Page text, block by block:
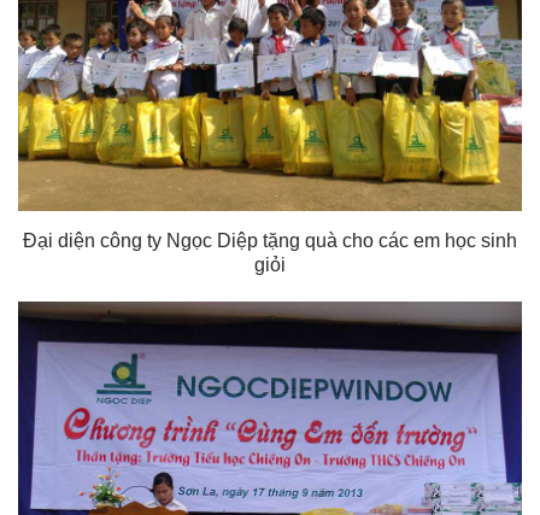
Đại diện công ty Ngọc Diệp tặng quà cho các em học sinh
giỏi